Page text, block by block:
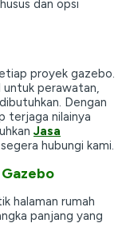
dan opsi
proyek gazebo.
untuk perawatan,
Dengan
terjaga nilainya
Jasa
segera hubungi kami.
halaman rumah
panjang yang